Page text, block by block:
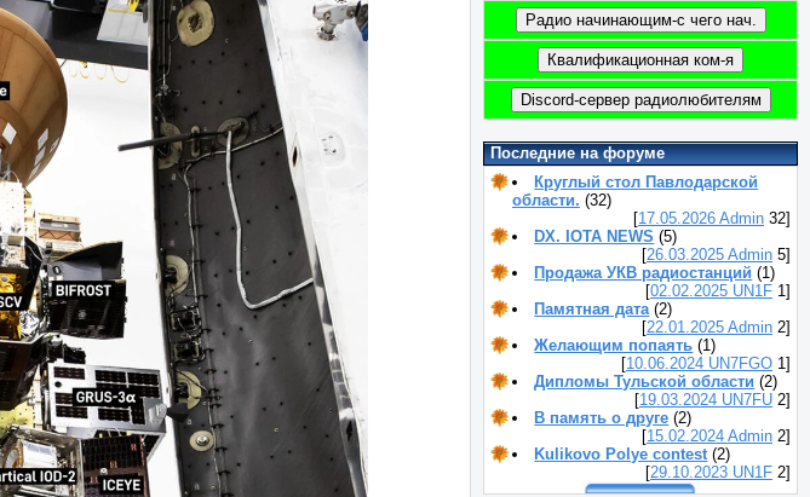
Последние на форуме
Круглый стол Павлодарской
области. (32)
[17.05.2026 Admin 32]
DX. IOTA NEWS (5)
[26.03.2025 Admin 5]
Продажа УКВ радиостанций (1)
[02.02.2025 UN1F 1]
Памятная дата (2)
[22.01.2025 Admin 2]
Желающим попаять (1)
[10.06.2024 UN7FGO 1]
Дипломы Тульской области (2)
[19.03.2024 UN7FU 2]
В память о друге (2)
[15.02.2024 Admin 2]
Kulikovo Polye contest (2)
[29.10.2023 UN1F 2]